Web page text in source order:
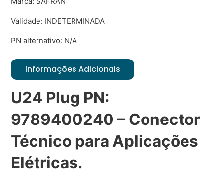
Validade: INDETERMINADA
PN alternativo: N/A
Informações Adicionais
U24 Plug PN:
9789400240 – Conector
Técnico para Aplicações
Elétricas.